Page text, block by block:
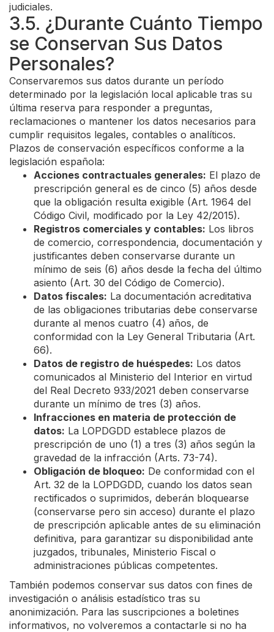
judiciales.
3.5. ¿Durante Cuánto Tiempo
se Conservan Sus Datos
Personales?
Conservaremos sus datos durante un período
determinado por la legislación local aplicable tras su
última reserva para responder a preguntas,
reclamaciones o mantener los datos necesarios para
cumplir requisitos legales, contables o analíticos.
Plazos de conservación específicos conforme a la
legislación española:
Acciones contractuales generales: El plazo de
prescripción general es de cinco (5) años desde
que la obligación resulta exigible (Art. 1964 del
Código Civil, modificado por la Ley 42/2015).
Registros comerciales y contables: Los libros
de comercio, correspondencia, documentación y
justificantes deben conservarse durante un
mínimo de seis (6) años desde la fecha del último
asiento (Art. 30 del Código de Comercio).
Datos fiscales: La documentación acreditativa
de las obligaciones tributarias debe conservarse
durante al menos cuatro (4) años, de
conformidad con la Ley General Tributaria (Art.
66).
Datos de registro de huéspedes: Los datos
comunicados al Ministerio del Interior en virtud
del Real Decreto 933/2021 deben conservarse
durante un mínimo de tres (3) años.
Infracciones en materia de protección de
datos: La LOPDGDD establece plazos de
prescripción de uno (1) a tres (3) años según la
gravedad de la infracción (Arts. 73-74).
Obligación de bloqueo: De conformidad con el
Art. 32 de la LOPDGDD, cuando los datos sean
rectificados o suprimidos, deberán bloquearse
(conservarse pero sin acceso) durante el plazo
de prescripción aplicable antes de su eliminación
definitiva, para garantizar su disponibilidad ante
juzgados, tribunales, Ministerio Fiscal o
administraciones públicas competentes.
También podemos conservar sus datos con fines de
investigación o análisis estadístico tras su
anonimización. Para las suscripciones a boletines
informativos, no volveremos a contactarle si no ha